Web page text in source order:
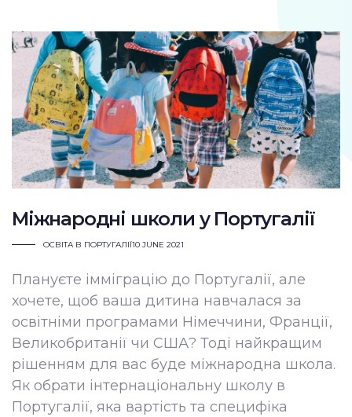
Міжнародні школи у Португалії
ОСВІТА В ПОРТУГАЛІЇ10 JUNE 2021
Плануєте імміграцію до Португалії, але
хочете, щоб ваша дитина навчалася за
освітніми програмами Німеччини, Франції,
Великобританії чи США? Тоді найкращим
рішенням для вас буде міжнародна школа.
Як обрати інтернаціональну школу в
Португалії, яка вартість та специфіка